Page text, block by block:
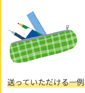
送っていただける一例